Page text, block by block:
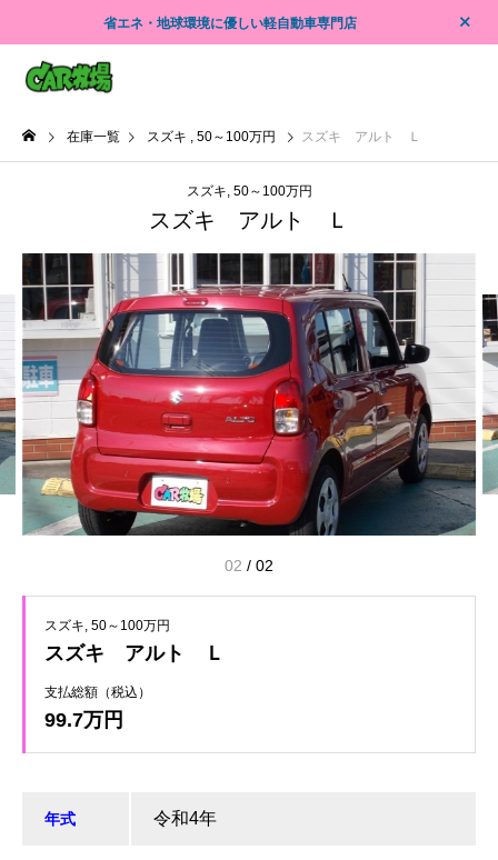
省エネ・地球環境に優しい軽自動車専門店
在庫一覧 スズキ 50～100万円 スズキ アルト Ｌ
スズキ 50～100万円
スズキ アルト Ｌ
02 / 02
スズキ 50～100万円
スズキ アルト Ｌ
支払総額（税込）
99.7万円
年式 令和4年